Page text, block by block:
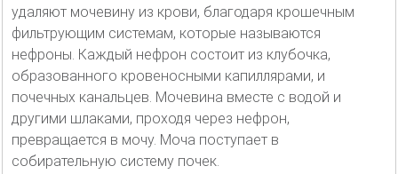
удаляют мочевину из крови, благодаря крошечным
фильтрующим системам, которые называются
нефроны. Каждый нефрон состоит из клубочка,
образованного кровеносными капиллярами, и
почечных канальцев. Мочевина вместе с водой и
другими шлаками, проходя через нефрон,
превращается в мочу. Моча поступает в
собирательную систему почек.